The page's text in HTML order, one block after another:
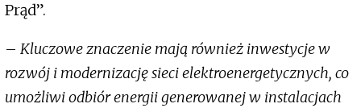
Prąd”.
– Kluczowe znaczenie mają również inwestycje w
rozwój i modernizację sieci elektroenergetycznych, co
umożliwi odbiór energii generowanej w instalacjach